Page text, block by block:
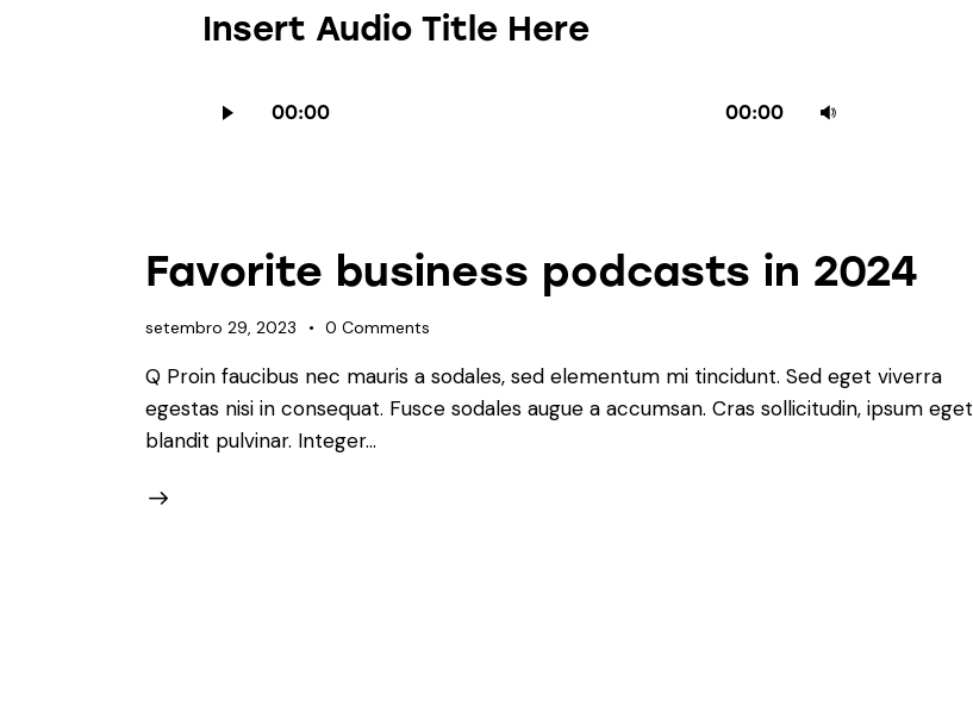
Insert Audio Title Here
de
00:00 00:00
ou
ou
Favorite business podcasts in 2024
setembro 29, 2023 0 Comments
Q Proin faucibus nec mauris a sodales, sed elementum mi tincidunt. Sed eget viverra
egestas nisi in consequat. Fusce sodales augue a accumsan. Cras sollicitudin, ipsum eget
blandit pulvinar. Integer…